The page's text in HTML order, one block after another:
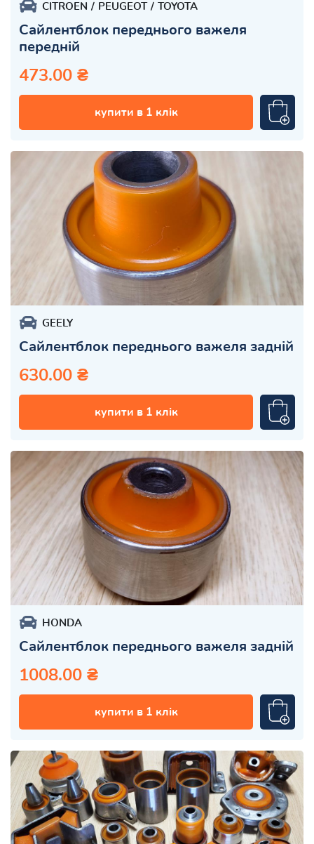
CITROEN PEUGEOT TOYOTA
Сайлентблок переднього важеля
передній
473.00 ₴
купити в 1 клік
GEELY
Сайлентблок переднього важеля задній
630.00 ₴
купити в 1 клік
HONDA
Сайлентблок переднього важеля задній
1008.00 ₴
купити в 1 клік